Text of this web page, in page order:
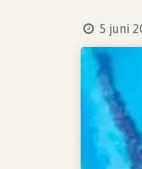
5 juni